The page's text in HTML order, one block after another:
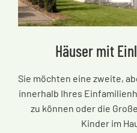
Häuser mit
Sie möchten eine zweite,
innerhalb Ihres
zu können oder die
Kinder im